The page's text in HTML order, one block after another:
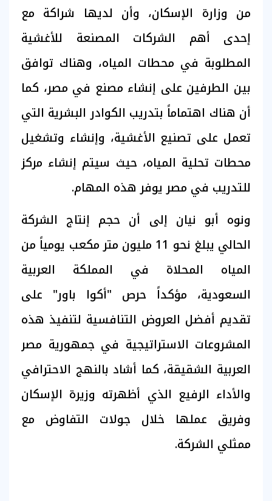
من وزارة الإسكان، وأن لديها شراكة مع
إحدى أهم الشركات المصنعة للأغشية
المطلوبة في محطات المياه، وهناك توافق
بين الطرفين على إنشاء مصنع في مصر، كما
أن هناك اهتماماً بتدريب الكوادر البشرية التي
تعمل على تصنيع الأغشية، وإنشاء وتشغيل
محطات تحلية المياه، حيث سيتم إنشاء مركز
للتدريب في مصر يوفر هذه المهام.
ونوه أبو نيان إلى أن حجم إنتاج الشركة
الحالي يبلغ نحو 11 مليون متر مكعب يومياً من
المياه المحلاة في المملكة العربية
السعودية، مؤكداً حرص "أكوا باور" على
تقديم أفضل العروض التنافسية لتنفيذ هذه
المشروعات الاستراتيجية في جمهورية مصر
العربية الشقيقة، كما أشاد بالنهج الاحترافي
والأداء الرفيع الذي أظهرته وزيرة الإسكان
وفريق عملها خلال جولات التفاوض مع
ممثلي الشركة.